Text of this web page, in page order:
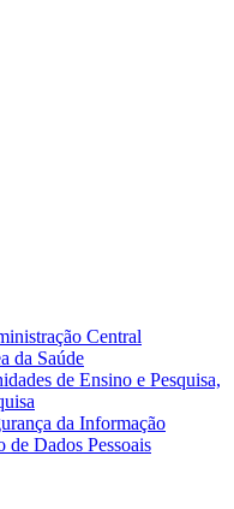
Central
da Saúde
de Ensino e Pesquisa,
da Informação
de Dados Pessoais